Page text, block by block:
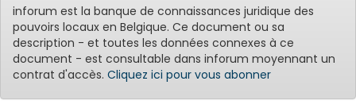
inforum est la banque de connaissances juridique des
pouvoirs locaux en Belgique. Ce document ou sa
description - et toutes les données connexes à ce
document - est consultable dans inforum moyennant un
contrat d'accès. Cliquez ici pour vous abonner